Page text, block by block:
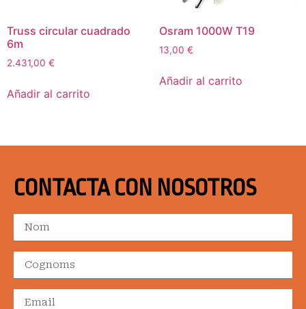
Truss circular cuadrado
6m
2.431,00 €
Añadir al carrito
Osram 1000W T19
13,00 €
Añadir al carrito
CONTACTA CON NOSOTROS